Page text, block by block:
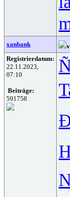
xanbank
Registrierdatum:
22.11.2023,
07:10
Beiträge:
591758